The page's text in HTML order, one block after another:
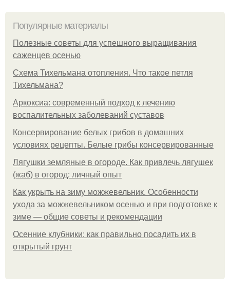
Популярные материалы
Полезные советы для успешного выращивания
саженцев осенью
Схема Тихельмана отопления. Что такое петля
Тихельмана?
Аркоксиа: современный подход к лечению
воспалительных заболеваний суставов
Консервирование белых грибов в домашних
условиях рецепты. Белые грибы консервированные
Лягушки земляные в огороде. Как привлечь лягушек
(жаб) в огород: личный опыт
Как укрыть на зиму можжевельник. Особенности
ухода за можжевельником осенью и при подготовке к
зиме — общие советы и рекомендации
Осенние клубники: как правильно посадить их в
открытый грунт